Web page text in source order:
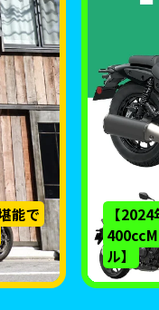
能で
【
ル】